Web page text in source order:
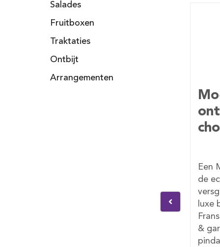
Salades
Fruitboxen
Traktaties
Ontbijt
Arrangementen